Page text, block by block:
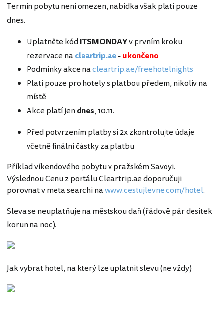
Termín pobytu není omezen, nabídka však platí pouze
dnes.
Uplatněte kódITSMONDAYv prvním kroku
rezervace nacleartrip.ae-ukončeno
Podmínky akce nacleartrip.ae/freehotelnights
Platí pouze pro hotely s platbou předem, nikoliv na
místě
Akce platí jendnes, 10.11.
Před potvrzením platby si 2x zkontrolujte údaje
včetně finální částky za platbu
Příklad víkendového pobytu v pražském Savoyi.
Výslednou Cenu z portálu Cleartrip.ae doporučuji
porovnat v meta searchi nawww.cestujlevne.com/hotel.
Sleva se neuplatňuje na městskou daň (řádově pár desítek
korun na noc).
Jak vybrat hotel, na který lze uplatnit slevu (ne vždy)